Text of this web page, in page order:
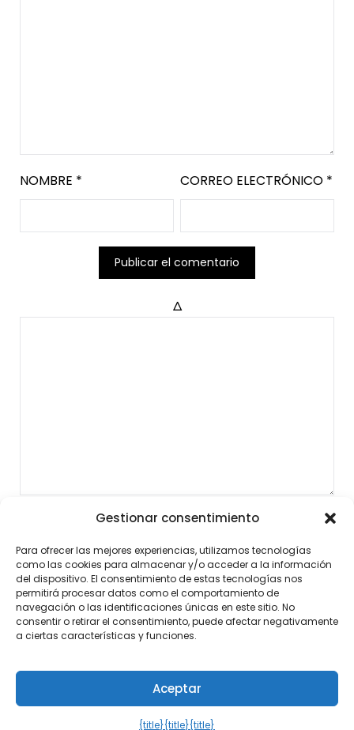
NOMBRE * CORREO ELECTRÓNICO *
Δ
©2026 Noticias al Momento| Diseño:Tema de
WordPress Newspaperly
Gestionar consentimiento
Para ofrecer las mejores experiencias, utilizamos tecnologías
como las cookies para almacenar y/o acceder a la información
del dispositivo. El consentimiento de estas tecnologías nos
permitirá procesar datos como el comportamiento de
navegación o las identificaciones únicas en este sitio. No
consentir o retirar el consentimiento, puede afectar negativamente
a ciertas características y funciones.
Aceptar
{title}{title}{title}